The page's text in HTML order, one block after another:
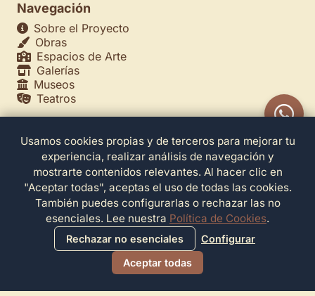
Navegación
Sobre el Proyecto
Obras
Espacios de Arte
Galerías
Museos
Teatros
Legales
Política de Privacidad
Política de Cookies
Configuración de Cookies
Términos de Servicio
Contacto
Usamos cookies propias y de terceros para mejorar tu
experiencia, realizar análisis de navegación y
mostrarte contenidos relevantes. Al hacer clic en
"Aceptar todas", aceptas el uso de todas las cookies.
También puedes configurarlas o rechazar las no
esenciales. Lee nuestra Política de Cookies.
Rechazar no esenciales
Configurar
Aceptar todas